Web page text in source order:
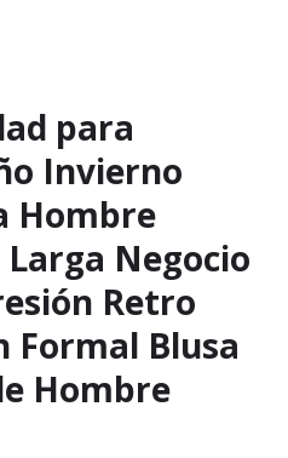
para
Invierno
Hombre
Negocio
Retro
Formal Blusa
Hombre